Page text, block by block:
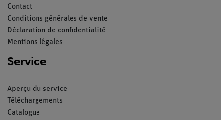
Contact
Conditions générales de vente
Déclaration de confidentialité
Mentions légales
Service
Aperçu du service
Téléchargements
Catalogue